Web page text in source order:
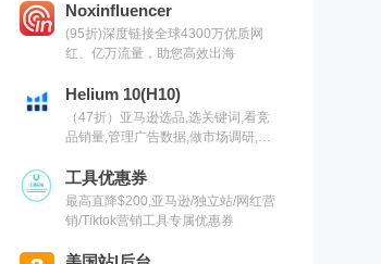
具以及出海干货集锦,欢迎关注
Noxinfluencer
(95折)深度链接全球4300万优质网
红、亿万流量，助您高效出海
Helium 10(H10)
（47折）亚马逊选品,选关键词,看竞
品销量,管理广告数据,做市场调研,有
工具优惠券
最高直降$200,亚马逊/独立站/网红营
销/Tiktok营销工具专属优惠券